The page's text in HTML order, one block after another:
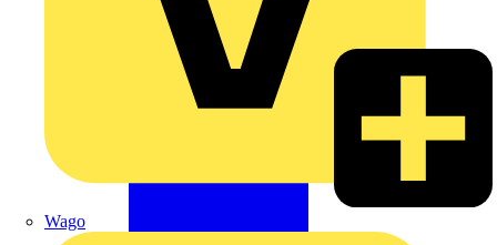
Wago